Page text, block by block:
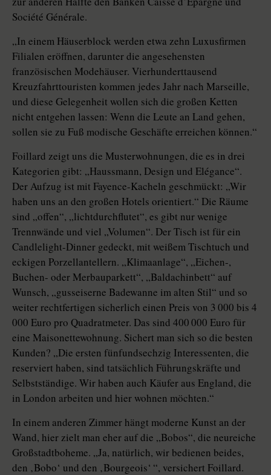
Société Générale.
„In einem Häuserblock werden etwa zehn Luxusfirmen
Filialen eröffnen, darunter die angesehensten
französischen Modehäuser. Vierhunderttausend
Kreuzfahrttouristen kommen jedes Jahr nach Marseille,
und diese Gelegenheit wollen sich die großen Ketten
nicht entgehen lassen: Wenn die Leute an Land gehen,
sollen sie zu Fuß modische Geschäfte erreichen können.“
Foillard zeigt uns die Musterwohnungen, die es in drei
Kategorien gibt: „Haussmann, Design und Elégance“.
Der Aufzug ist mit Fayence-Kacheln geschmückt: „Wir
haben uns an den großen Hotels orientiert.“ Die Räume
sind „offen“, „lichtdurchflutet“, es gibt nur wenige
Trennwände und viel „Volumen“. Der Tisch ist für ein
Candlelight-Dinner gedeckt, mit weißem Tischtuch und
eckigen Porzellantellern. „Klimaanlage“, „Eichen-,
Buchen- oder Merbauparkett“, „Baldachinbett“ auf
Wunsch, „gusseiserne Badewanne im alten Stil“ und so
weiter rechtfertigen sicherlich einen Preis von 3 000 bis 4
000 Euro pro Quadratmeter. Das sind 400 000 Euro für
eine Maisonettewohnung. Sichert man sich so die besten
Kunden? „Die ersten fünfundsechzig Interessenten, die
reserviert haben, sind tatsächlich Führungskräfte und
Selbstständige. Wir haben auch Käufer aus England, die
in London arbeiten und hier wohnen möchten.“
In einem anderen Zimmer hängt moderne Kunst an der
Wand, hier zielt man eher auf die „Bobos“, die neureiche
Großstadtboheme. „Ja, natürlich, wir bedienen beides,
den ‚Bobo‘ und den ‚Bourgeois‘ “, versichert Foillard.